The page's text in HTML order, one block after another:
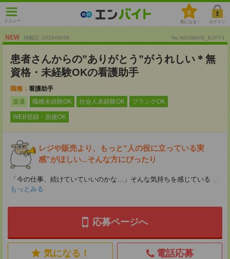
メニュー
0
気になる！ ログイン
NEW 掲載日 :2026/08/08 No.NSGMA08_KJYT-1
患者さんからの”ありがとう”がうれしい＊無
資格・未経験OKの看護助手
職種： 看護助手
派遣
職種未経験OK 社会人未経験OK ブランクOK
WEB登録・面接OK
レジや販売より、もっと“人の役に立っている実
感”がほしい...そんな方にぴったり
「今の仕事、続けていていいのかな…」そんな気持ちを感じている ...
もっとみる
応募ページへ
気になる！ 電話応募